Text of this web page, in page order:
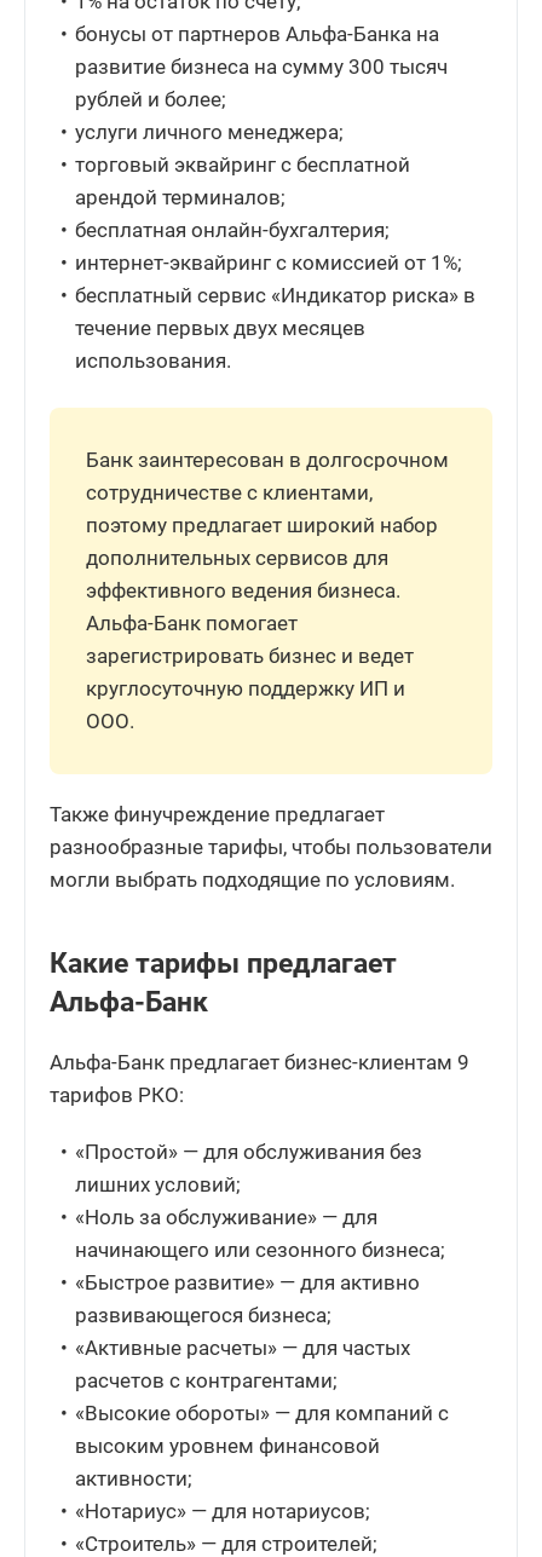
бонусы от партнеров Альфа-Банка на
развитие бизнеса на сумму 300 тысяч
рублей и более;
услуги личного менеджера;
торговый эквайринг с бесплатной
арендой терминалов;
бесплатная онлайн-бухгалтерия;
интернет-эквайринг с комиссией от 1%;
бесплатный сервис «Индикатор риска» в
течение первых двух месяцев
использования.
Банк заинтересован в долгосрочном
сотрудничестве с клиентами,
поэтому предлагает широкий набор
дополнительных сервисов для
эффективного ведения бизнеса.
Альфа-Банк помогает
зарегистрировать бизнес и ведет
круглосуточную поддержку ИП и
ООО.
Также финучреждение предлагает
разнообразные тарифы, чтобы пользователи
могли выбрать подходящие по условиям.
Какие тарифы предлагает
Альфа-Банк
Альфа-Банк предлагает бизнес-клиентам 9
тарифов РКО:
«Простой» — для обслуживания без
лишних условий;
«Ноль за обслуживание» — для
начинающего или сезонного бизнеса;
«Быстрое развитие» — для активно
развивающегося бизнеса;
«Активные расчеты» — для частых
расчетов с контрагентами;
«Высокие обороты» — для компаний с
высоким уровнем финансовой
активности;
«Нотариус» — для нотариусов;
«Строитель» — для строителей;